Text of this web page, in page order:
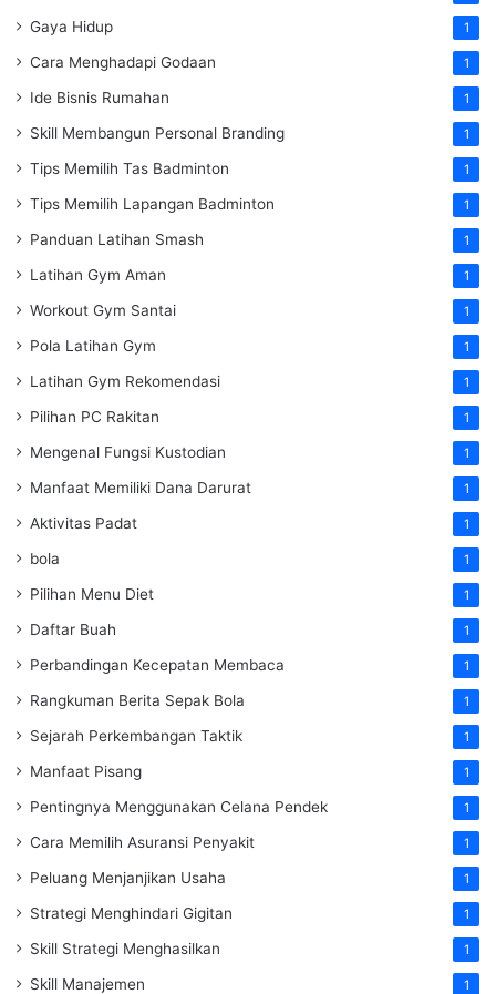
Gaya Hidup 1
Cara Menghadapi Godaan 1
Ide Bisnis Rumahan 1
Skill Membangun Personal Branding 1
Tips Memilih Tas Badminton 1
Tips Memilih Lapangan Badminton 1
Panduan Latihan Smash 1
Latihan Gym Aman 1
Workout Gym Santai 1
Pola Latihan Gym 1
Latihan Gym Rekomendasi 1
Pilihan PC Rakitan 1
Mengenal Fungsi Kustodian 1
Manfaat Memiliki Dana Darurat 1
Aktivitas Padat 1
bola 1
Pilihan Menu Diet 1
Daftar Buah 1
Perbandingan Kecepatan Membaca 1
Rangkuman Berita Sepak Bola 1
Sejarah Perkembangan Taktik 1
Manfaat Pisang 1
Pentingnya Menggunakan Celana Pendek 1
Cara Memilih Asuransi Penyakit 1
Peluang Menjanjikan Usaha 1
Strategi Menghindari Gigitan 1
Skill Strategi Menghasilkan 1
Skill Manajemen 1